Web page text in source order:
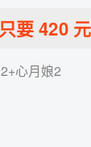
要420元
心月娘2